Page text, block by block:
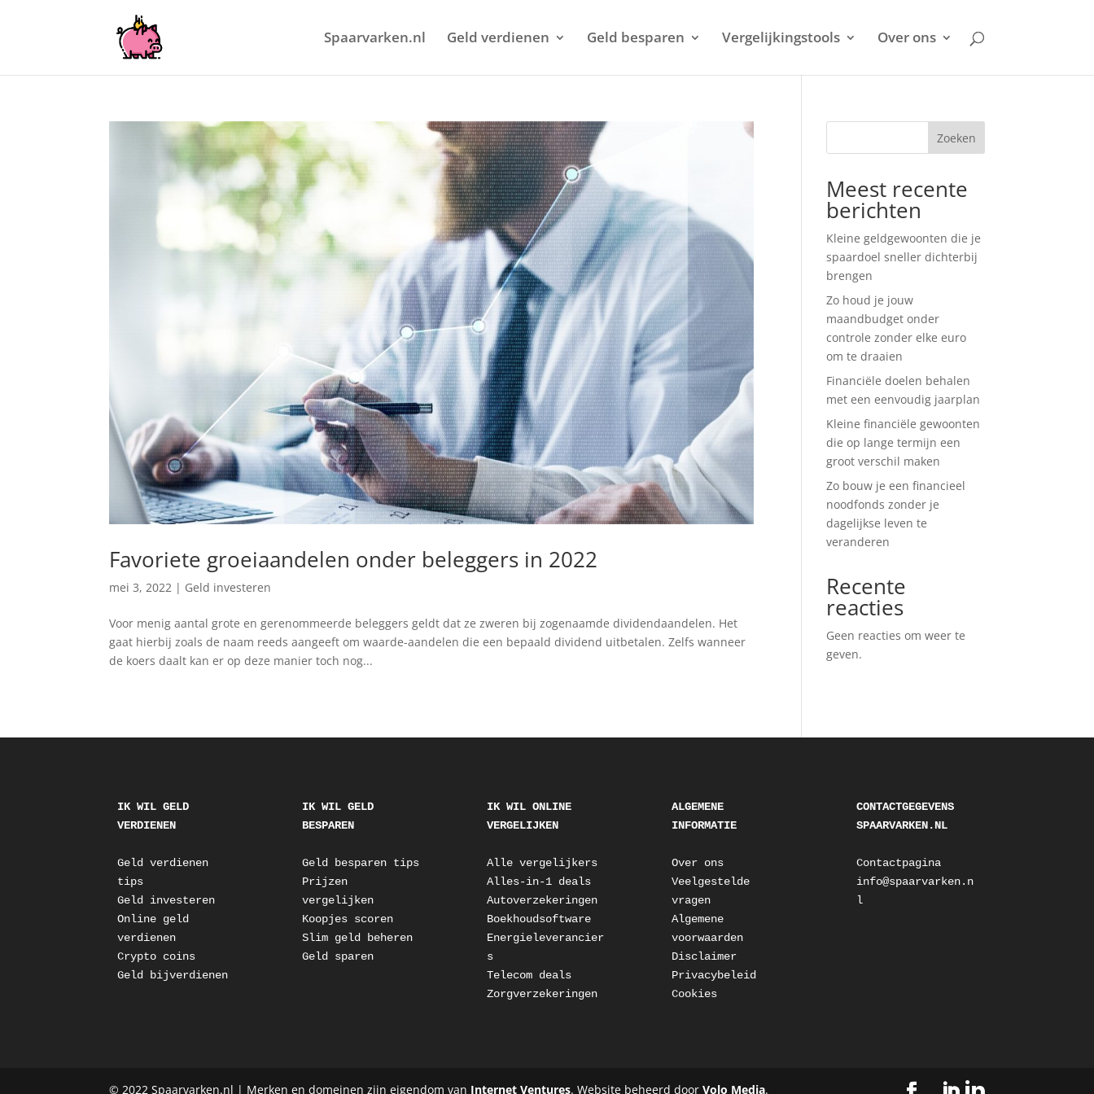
Spaarvarken.nl Geld verdienen Geld besparen Vergelijkingstools Over ons
Favoriete groeiaandelen onder beleggers in 2022
mei 3, 2022 | Geld investeren
Voor menig aantal grote en gerenommeerde beleggers geldt dat ze zweren bij zogenaamde dividendaandelen. Het
gaat hierbij zoals de naam reeds aangeeft om waarde-aandelen die een bepaald dividend uitbetalen. Zelfs wanneer
de koers daalt kan er op deze manier toch nog...
Zoeken
Meest recente
berichten
Kleine geldgewoonten die je
spaardoel sneller dichterbij
brengen
Zo houd je jouw
maandbudget onder
controle zonder elke euro
om te draaien
Financiële doelen behalen
met een eenvoudig jaarplan
Kleine financiële gewoonten
die op lange termijn een
groot verschil maken
Zo bouw je een financieel
noodfonds zonder je
dagelijkse leven te
veranderen
Recente
reacties
Geen reacties om weer te
geven.
IK WIL GELD
VERDIENEN
Geld verdienen
tips
Geld investeren
Online geld
verdienen
Crypto coins
Geld bijverdienen
IK WIL GELD
BESPAREN
Geld besparen tips
Prijzen
vergelijken
Koopjes scoren
Slim geld beheren
Geld sparen
IK WIL ONLINE
VERGELIJKEN
Alle vergelijkers
Alles-in-1 deals
Autoverzekeringen
Boekhoudsoftware
Energieleverancier
s
Telecom deals
Zorgverzekeringen
ALGEMENE
INFORMATIE
Over ons
Veelgestelde
vragen
Algemene
voorwaarden
Disclaimer
Privacybeleid
Cookies
CONTACTGEGEVENS
SPAARVARKEN.NL
Contactpagina
info@spaarvarken.n
l
© 2022 Spaarvarken.nl | Merken en domeinen zijn eigendom van Internet Ventures. Website beheerd doorVolo Media.